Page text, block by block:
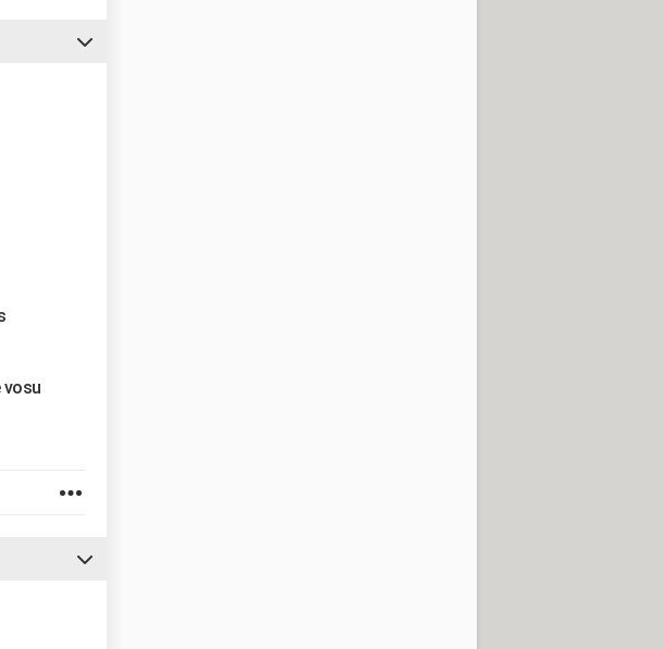
vosu